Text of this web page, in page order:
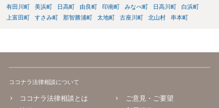
れは、建物の賃貸人及び賃借人（転借人を含む。以下この条において
同じ。）が建物の使用を必要とする事情のほか、建物の賃貸借に関す
考慮して、正当の事由があると認められる場合でなければ、すること
有田川町
美浜町 日高町 由良町 印南町 みなべ町 日高川町
白浜町
上富田町
すさみ町 那智勝浦町 太地町 古座川町 北山村 串本町
ココナラ法律相談について
ココナラ法律相談とは
ご意見・ご要望